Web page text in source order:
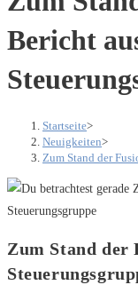
Bericht
Startseite>
Neuigkeiten>
Zum Stand der
Zum Stand der